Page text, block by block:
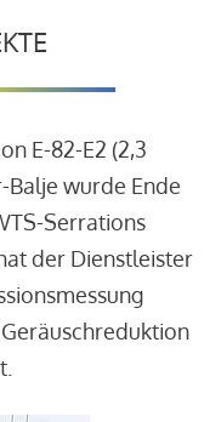
E-82-E2 (2,3
wurde Ende
Serrations
der Dienstleister